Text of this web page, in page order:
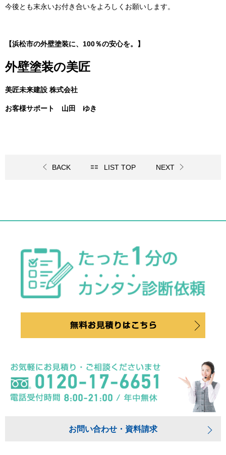
今後とも末永いお付き合いをよろしくお願いします。
【浜松市の外壁塗装に、100％の安心を。】
外壁塗装の美匠
美匠未来建設 株式会社
お客様サポート 山田 ゆき
BACK LIST TOP NEXT
お問い合わせ・資料請求